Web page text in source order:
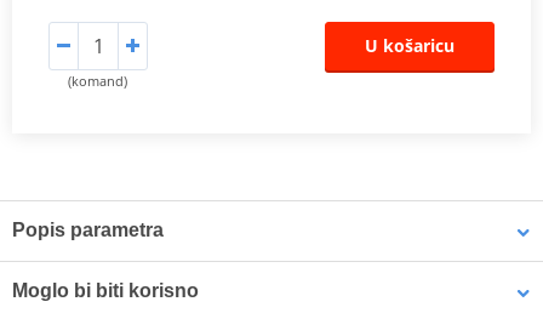
(komand)
U košaricu
Popis parametra
motorcycle. It is a fitting specifically designed por each motorcycle
Moglo bi biti korisno